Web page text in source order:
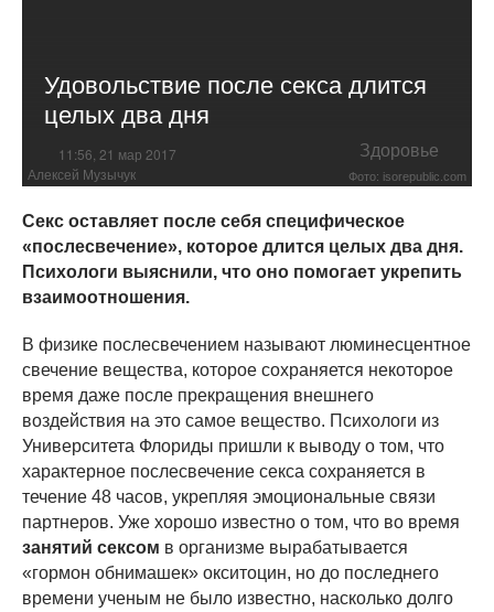
Удовольствие после секса длится
целых два дня
11:56, 21 мар 2017 Здоровье
Алексей Музычук Фото: isorepublic.com
Секс оставляет после себя специфическое
«послесвечение», которое длится целых два дня.
Психологи выяснили, что оно помогает укрепить
взаимоотношения.
В физике послесвечением называют люминесцентное
свечение вещества, которое сохраняется некоторое
время даже после прекращения внешнего
воздействия на это самое вещество. Психологи из
Университета Флориды пришли к выводу о том, что
характерное послесвечение секса сохраняется в
течение 48 часов, укрепляя эмоциональные связи
партнеров. Уже хорошо известно о том, что во время
занятий сексом в организме вырабатывается
«гормон обнимашек» окситоцин, но до последнего
времени ученым не было известно, насколько долго